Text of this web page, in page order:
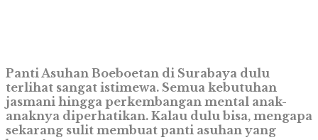
Panti Asuhan Boeboetan di Surabaya dulu
terlihat sangat istimewa. Semua kebutuhan
jasmani hingga perkembangan mental anak-
anaknya diperhatikan. Kalau dulu bisa, mengapa
sekarang sulit membuat panti asuhan yang